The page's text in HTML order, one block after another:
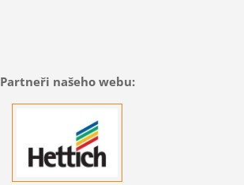
Partneři našeho webu: